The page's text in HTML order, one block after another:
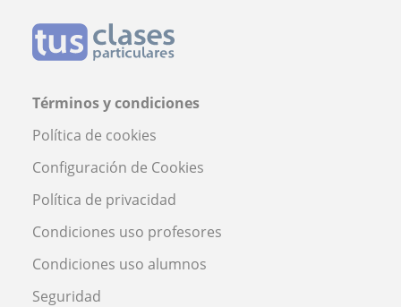
Términos y condiciones
Política de cookies
Configuración de Cookies
Política de privacidad
Condiciones uso profesores
Condiciones uso alumnos
Seguridad